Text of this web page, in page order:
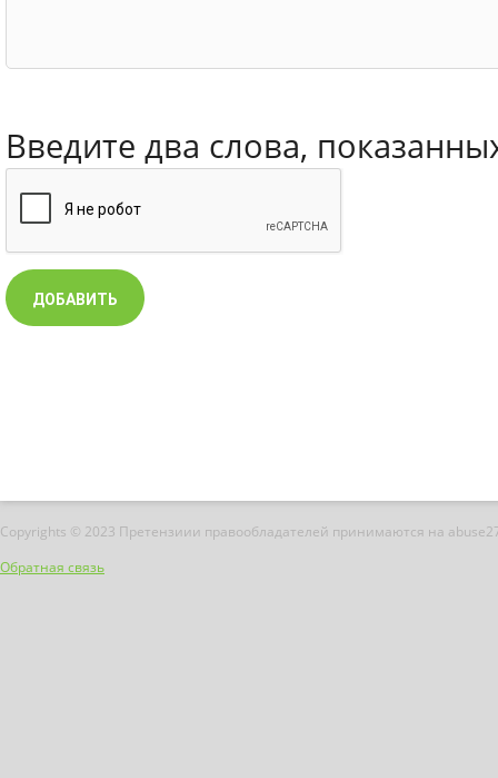
Введите два слова,
Copyrights © 2023 Претензиии правообладателей принимаются на
Обратная связь